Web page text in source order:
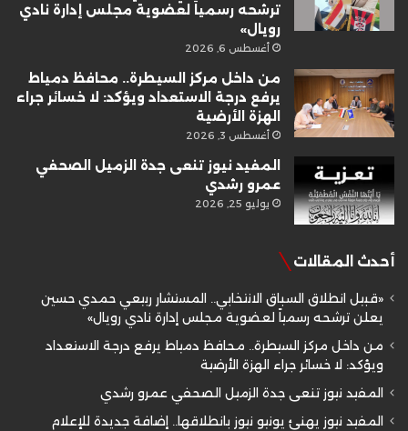
ترشحه رسمياً لعضوية مجلس إدارة نادي
رويال»
أغسطس 6, 2026
من داخل مركز السيطرة.. محافظ دمياط
يرفع درجة الاستعداد ويؤكد: لا خسائر جراء
الهزة الأرضية
أغسطس 3, 2026
المفيد نيوز تنعى جدة الزميل الصحفي
عمرو رشدي
يوليو 25, 2026
أحدث المقالات
«قبيل انطلاق السباق الانتخابي.. المستشار ربيعي حمدي حسين
يعلن ترشحه رسمياً لعضوية مجلس إدارة نادي رويال»
من داخل مركز السيطرة.. محافظ دمياط يرفع درجة الاستعداد
ويؤكد: لا خسائر جراء الهزة الأرضية
المفيد نيوز تنعى جدة الزميل الصحفي عمرو رشدي
المفيد نيوز يهنئ يونيو نيوز بانطلاقها.. إضافة جديدة للإعلام